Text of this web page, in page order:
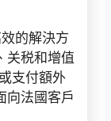
的解決方
关税和增值
支付額外
向法國客戶